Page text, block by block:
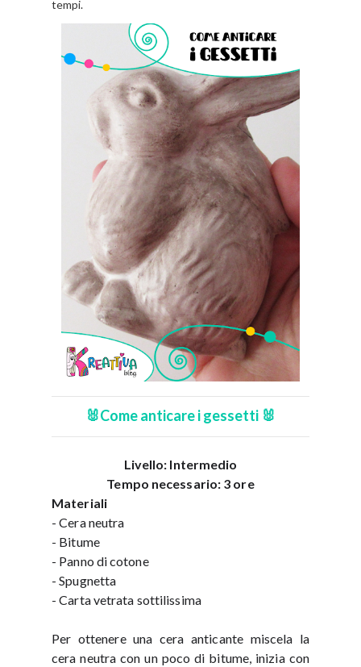
tempi.
🐰Come anticare i gessetti 🐰
Livello: Intermedio
Tempo necessario: 3 ore
Materiali
- Cera neutra
- Bitume
- Panno di cotone
- Spugnetta
- Carta vetrata sottilissima
Per ottenere una cera anticante miscela la
cera neutra con un poco di bitume, inizia con